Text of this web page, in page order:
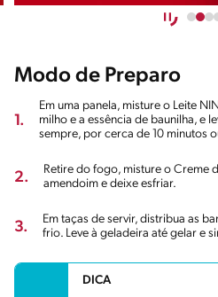
Modo de Preparo
1.
Em uma panela, misture o Leite
milho e a essência de baunilha, e
sempre, por cerca de 10 minutos
2.
Retire do fogo, misture o Creme
amendoim e deixe esfriar.
3.
Em taças de servir, distribua as
frio. Leve à geladeira até gelar e
DICA